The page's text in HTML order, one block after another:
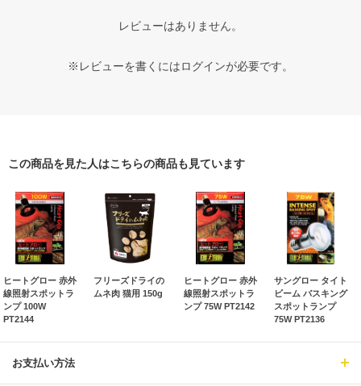
レビューはありません。
※レビューを書くにはログインが必要です。
この商品を見た人はこちらの商品も見ています
ヒートグロー 赤外
線照射スポットラ
ンプ 100W
PT2144
フリーズドライの
ムネ肉 猫用 150g
ヒートグロー 赤外
線照射スポットラ
ンプ 75W PT2142
サングロー タイト
ビーム バスキング
スポットランプ
75W PT2136
お支払い方法